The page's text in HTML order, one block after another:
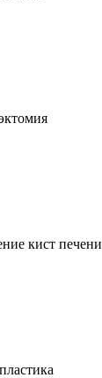
кист печени